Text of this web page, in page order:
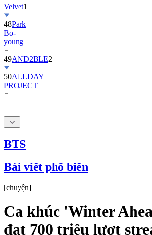
48Park
Bo-
young
49AND2BLE
50ALLDAY
PROJECT
BTS
Bài viết phổ biến
[chuyện]
Ca khúc 'Winter
đạt 700 triệu lượt